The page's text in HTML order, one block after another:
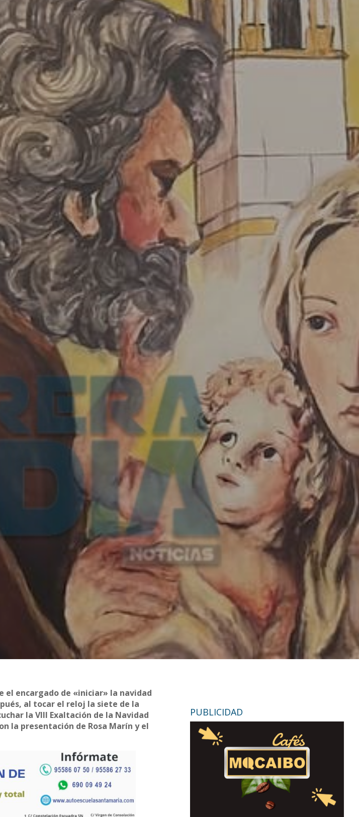
encargado de «iniciar» la navidad
al tocar el reloj la siete de la
la VIII Exaltación de la Navidad
la presentación de Rosa Marín y el
PUBLICIDAD